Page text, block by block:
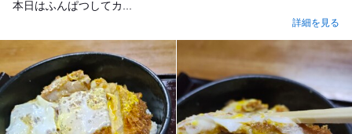
本日はふんぱつしてカ...
詳細を見る